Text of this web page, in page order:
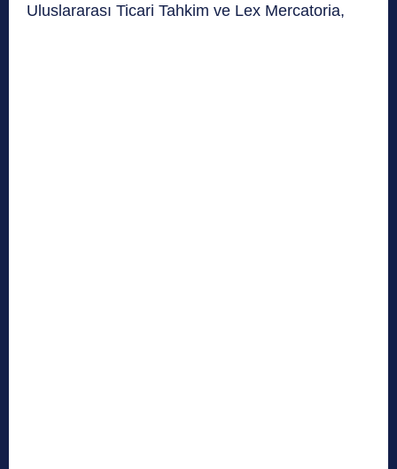
Uluslararası Ticari Tahkim ve Lex Mercatoria,